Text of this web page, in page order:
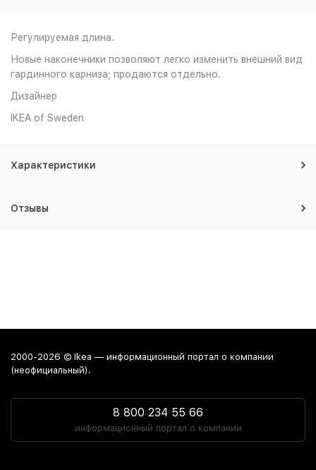
Регулируемая длина.
Новые наконечники позволяют легко изменить внешний вид
гардинного карниза; продаются отдельно.
Дизайнер
IKEA of Sweden
Характеристики
Отзывы
2000-2026 © Ikea — информационный портал о компании
(неофициальный).
8 800 234 55 66
информационный портал о компании